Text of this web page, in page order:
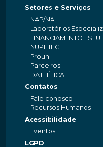
Setores e Serviços
NAP/NAI
Laboratórios
FINANCIAMENTO
NUPETEC
Prouni
Parceiros
DATLÉTICA
Contatos
Fale conosco
Recursos Humanos
Acessibilidade
Eventos
LGPD